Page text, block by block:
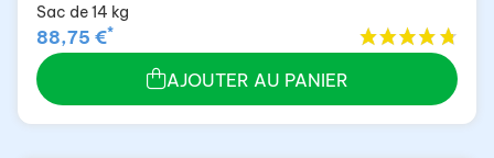
Sac de 14 kg
88,75 €*
AJOUTER AU PANIER